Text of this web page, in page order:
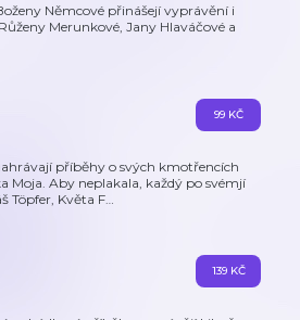
Němcové přinášejí vyprávění i
Merunkové, Jany Hlaváčové a
příběhy o svých kmotřencích
Moja. Aby neplakala, každý po svémjí
Töpfer, Květa F…
99 KČ
139 KČ